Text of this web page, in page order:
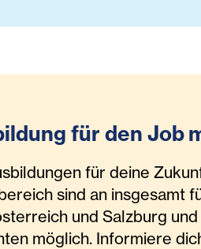
für den Job
für deine
sind an insgesamt
und Salzburg
möglich. Informiere